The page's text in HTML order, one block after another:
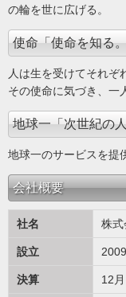
の輪を世に広げる。
使命「使命を知る
人は生を受けてそれぞ
その使命に気づき、一
地球一「次世紀の
地球一のサービスを提
会社概要
社名 株式
設立
決算 12月